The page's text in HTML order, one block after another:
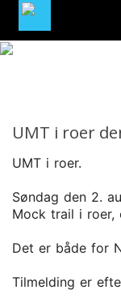
FACEBOOK
FOR
UMT i roer
UMT i roer.
Søndag den 2.
Mock trail i roer,
Det er både for
Tilmelding er